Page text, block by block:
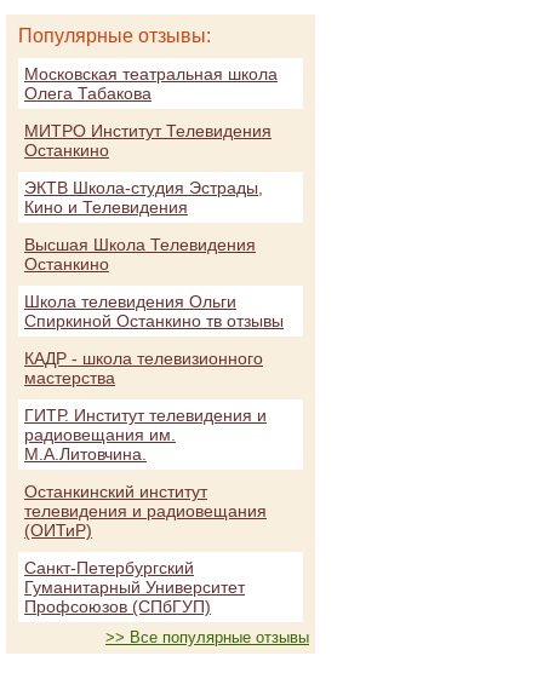
Популярные отзывы:
Московская театральная школа
Олега Табакова
МИТРО Институт Телевидения
Останкино
ЭКТВ Школа-студия Эстрады,
Кино и Телевидения
Высшая Школа Телевидения
Останкино
Школа телевидения Ольги
Спиркиной Останкино тв отзывы
КАДР - школа телевизионного
мастерства
ГИТР. Институт телевидения и
радиовещания им.
М.А.Литовчина.
Останкинский институт
телевидения и радиовещания
(ОИТиР)
Санкт-Петербургский
Гуманитарный Университет
Профсоюзов (СПбГУП)
>> Все популярные отзывы